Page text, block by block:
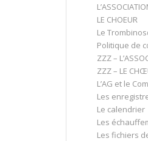
LE CHOEUR
Le
Politique de
ZZZ –
ZZZ – LE
L’AG et le
Les
Le calendrier
Les
Les fichiers